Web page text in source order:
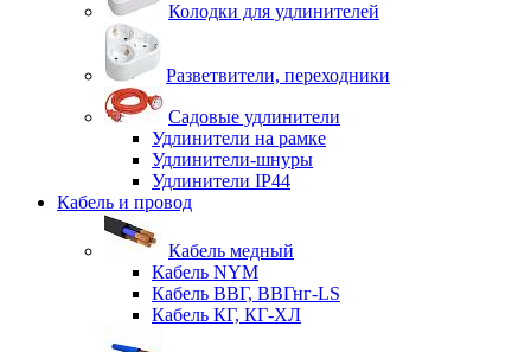
Колодки для удлинителей
Разветвители, переходники
Садовые удлинители
Удлинители на рамке
Удлинители-шнуры
Удлинители IP44
Кабель и провод
Кабель медный
Кабель NYM
Кабель ВВГ, ВВГнг-LS
Кабель КГ, КГ-ХЛ